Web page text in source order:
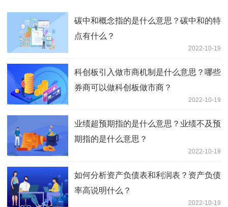
碳中和概念指的是什么意思？碳中和的特
点有什么？
2022-10-19
科创板引入做市商机制是什么意思？哪些
券商可以做科创板做市商？
2022-10-19
业绩超预期指的是什么意思？业绩不及预
期指的是什么意思？
2022-10-19
如何分析资产负债表和利润表？资产负债
率高说明什么？
2022-10-19